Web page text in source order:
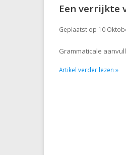
Een verrijkte
Geplaatst op 10
Grammaticale
Artikel verder lezen »